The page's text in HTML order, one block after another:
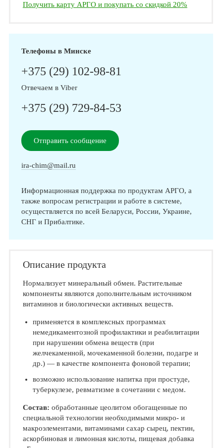
Получить карту АРГО и покупать со скидкой 20%
Телефоны в Минске
+375 (29) 102-98-81
Отвечаем в Viber
+375 (29) 729-84-53
Отправить сообщение
ira-chim@mail.ru
Информационная поддержка по продуктам АРГО, а
также вопросам регистрации и работе в системе,
осуществляется по всей Беларуси, России, Украине,
СНГ и Прибалтике.
Описание продукта
Нормализует минеральный обмен. Растительные
компоненты являются дополнительным источником
витаминов и биологически активных веществ.
применяется в комплексных программах
немедикаментозной профилактики и реабилитации
при нарушении обмена веществ (при
желчекаменной, мочекаменной болезни, подагре и
др.) — в качестве компонента фоновой терапии;
возможно использование напитка при простуде,
туберкулезе, ревматизме в сочетании с медом.
Состав: обработанные цеолитом обогащенные по
специальной технологии необходимыми микро- и
макроэлементами, витаминами сахар сырец, пектин,
аскорбиновая и лимонная кислоты, пищевая добавка